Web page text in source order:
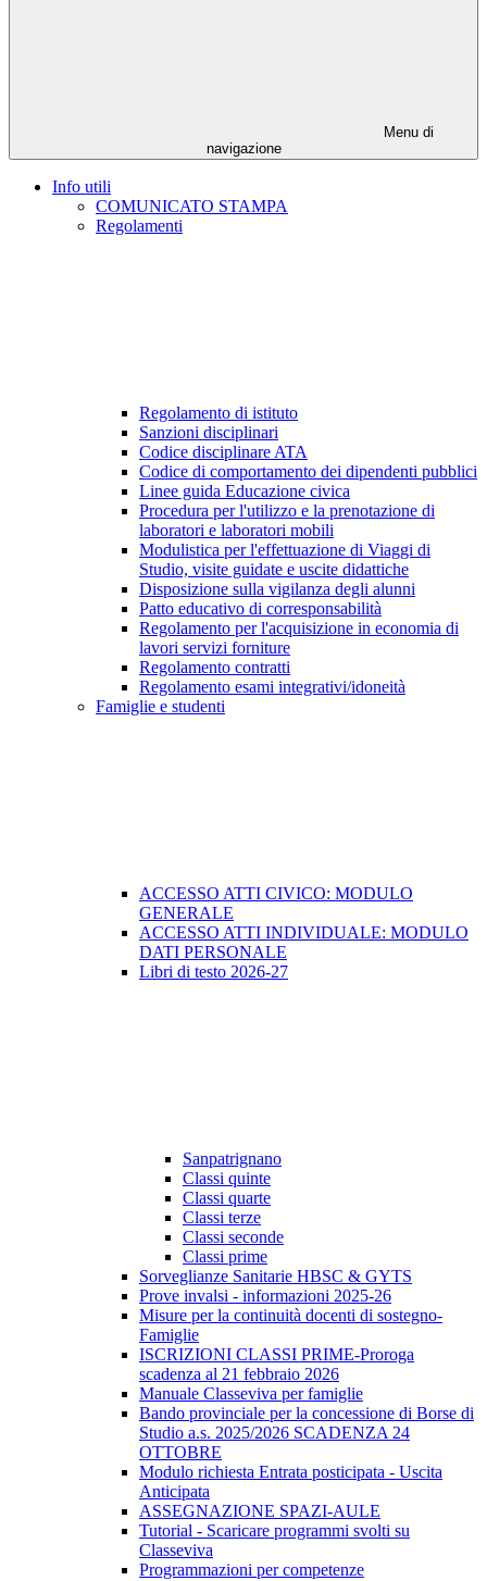
Menu di
navigazione
Info utili
COMUNICATO STAMPA
Regolamenti
Regolamento di istituto
Sanzioni disciplinari
Codice disciplinare ATA
Codice di comportamento dei dipendenti pubblici
Linee guida Educazione civica
Procedura per l'utilizzo e la prenotazione di
laboratori e laboratori mobili
Modulistica per l'effettuazione di Viaggi di
Studio, visite guidate e uscite didattiche
Disposizione sulla vigilanza degli alunni
Patto educativo di corresponsabilità
Regolamento per l'acquisizione in economia di
lavori servizi forniture
Regolamento contratti
Regolamento esami integrativi/idoneità
Famiglie e studenti
ACCESSO ATTI CIVICO: MODULO
GENERALE
ACCESSO ATTI INDIVIDUALE: MODULO
DATI PERSONALE
Libri di testo 2026-27
Sanpatrignano
Classi quinte
Classi quarte
Classi terze
Classi seconde
Classi prime
Sorveglianze Sanitarie HBSC & GYTS
Prove invalsi - informazioni 2025-26
Misure per la continuità docenti di sostegno-
Famiglie
ISCRIZIONI CLASSI PRIME-Proroga
scadenza al 21 febbraio 2026
Manuale Classeviva per famiglie
Bando provinciale per la concessione di Borse di
Studio a.s. 2025/2026 SCADENZA 24
OTTOBRE
Modulo richiesta Entrata posticipata - Uscita
Anticipata
ASSEGNAZIONE SPAZI-AULE
Tutorial - Scaricare programmi svolti su
Classeviva
Programmazioni per competenze